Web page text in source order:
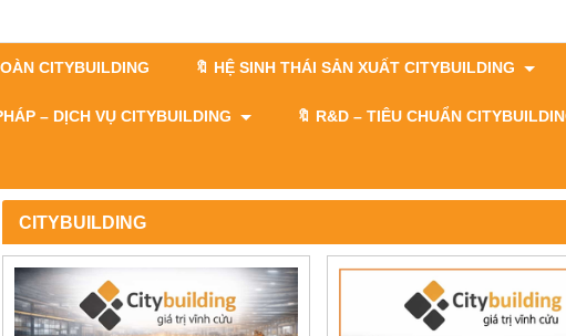
CITYBUILDING 🔖 HỆ SINH THÁI SẢN XUẤT CITYBUILDING
– DỊCH VỤ CITYBUILDING 🔖​​​​​​​ R&D – TIÊU CHUẨN
CITYBUILDING